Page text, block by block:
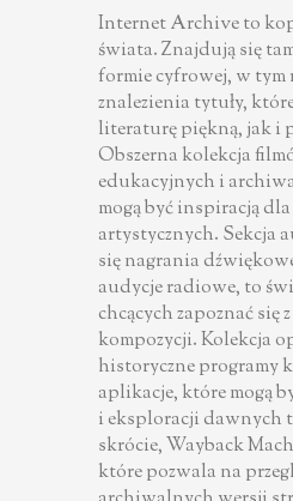
Internet Archive to
świata. Znajdują się
formie cyfrowej, w
znalezienia tytuły,
literaturę piękną, jak i
Obszerna kolekcja
edukacyjnych i
mogą być inspiracją
artystycznych. Sekcja
się nagrania
audycje radiowe, to
chcących zapoznać się
kompozycji. Kolekcja
historyczne programy
aplikacje, które mogą
i eksploracji dawnych
skrócie, Wayback
które pozwala na